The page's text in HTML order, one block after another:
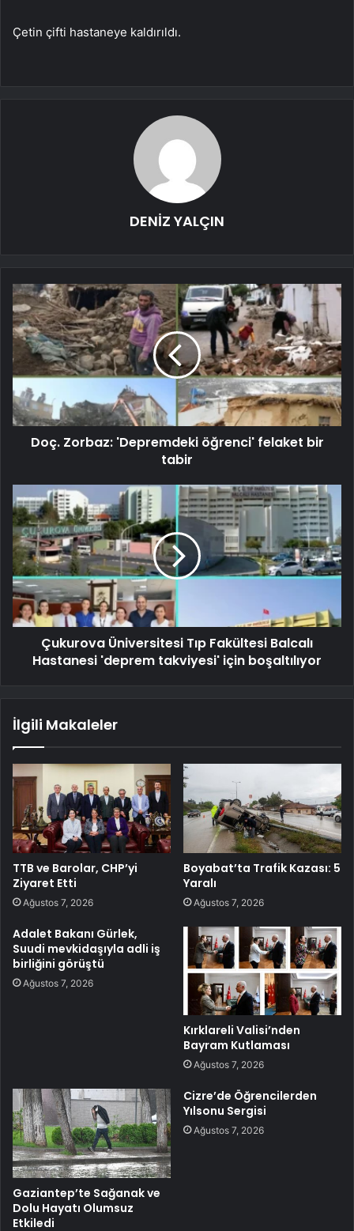
Çetin çifti hastaneye kaldırıldı.
DENİZ YALÇIN
Doç. Zorbaz: 'Depremdeki öğrenci' felaket bir
tabir
Çukurova Üniversitesi Tıp Fakültesi Balcalı
Hastanesi 'deprem takviyesi' için boşaltılıyor
İlgili Makaleler
TTB ve Barolar, CHP’yi
Ziyaret Etti
Ağustos 7, 2026
Boyabat’ta Trafik Kazası: 5
Yaralı
Ağustos 7, 2026
Adalet Bakanı Gürlek,
Suudi mevkidaşıyla adli iş
birliğini görüştü
Ağustos 7, 2026
Kırklareli Valisi’nden
Bayram Kutlaması
Ağustos 7, 2026
Gaziantep’te Sağanak ve
Dolu Hayatı Olumsuz
Etkiledi
Cizre’de Öğrencilerden
Yılsonu Sergisi
Ağustos 7, 2026